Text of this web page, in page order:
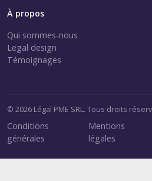
À propos
Qui sommes-nous
Legal design
Témoignages
© 2026 Légal PME SRL. Tous droits
Conditions
générales
Mentions
légales